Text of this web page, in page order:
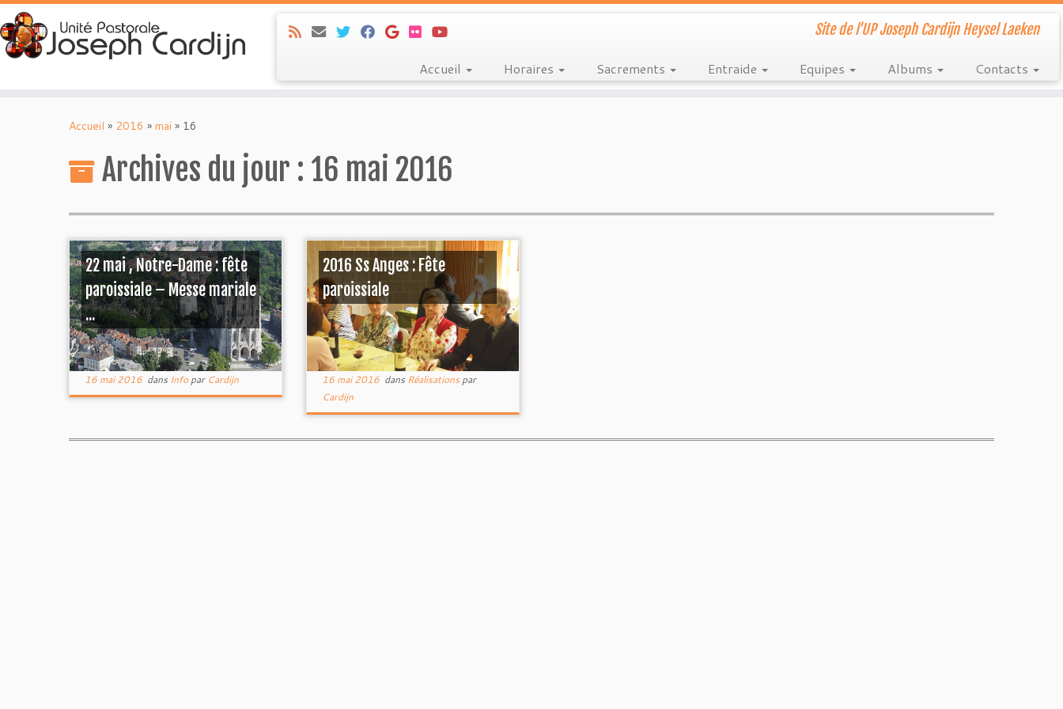
Site de l'UP Joseph Cardijn Heysel Laeken
Accueil Horaires Sacrements Entraide Equipes Albums Contacts
Accueil » 2016 » mai » 16
Archives du jour : 16 mai 2016
22 mai , Notre-Dame : fête
paroissiale – Messe mariale
...
16 mai 2016dans Info par Cardijn
2016 Ss Anges : Fête
paroissiale
16 mai 2016dans Réalisations par
Cardijn